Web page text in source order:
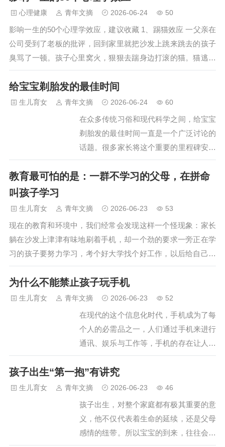
而，赚到钱并不容易，需要深入了解金钱流动的规律和社会
的…
心理健康 青年文摘 2026-06-24 50
影响一生的50个心理学效应，建议收藏 1、踢猫效应 一父亲在
公司受到了老板的批评，回到家里就把沙发上跳来跳去的孩子
臭骂了一顿。孩子心里窝火，狠狠去踹身边打滚的猫。猫逃到
街上正好一辆卡车开过来，司机赶紧避让，却把路边的孩子撞
伤了。 这种对弱于自己或者等级低于自己的对象发泄不满情
绪，而产生的连锁反应，就是心理学上著名的“踢猫效应”，描
绘的是一种典型的坏情绪的传染。 2、内卷化效应 长期停留在
一种简单层面、没有发…
给宝宝剃胎发的最佳时间
生儿育女 青年文摘 2026-06-24 60
在众多传统习俗和现代科学之间，给宝宝
剃胎发的最佳时间一直是一个广泛讨论的
话题。很多家长将这个重要的里程碑安排
在孩子满月之际，认为这是祝福新生儿健
康成长的最佳时刻。然而，当我们深入探
真相远比传统观念更加复杂和启发性。给
家长都搞错了胎发的科学解释揭秘胎发：
不仅仅是头发在探索给宝宝剃胎发的最佳
时间之前，我们必须先了解胎发的本质及
毛”，是宝宝在母体内发育过程中形成的
细软头发。这不仅仅是一种普通的头发…
教育最可怕的是：一群不学习的父母，在拼命
叫孩子学习
生儿育女 青年文摘 2026-06-23 53
现在的教育和环境中，我们经常会发现这样一个怪现象：家长
躺在沙发上津津有味地刷着手机，却一个劲的要求一旁正在学
习的孩子要努力学习，考个好大学找个好工作，以后给自己争
光。 这种望女成凤，望子成龙的家长不在少数，他们通常自己
觉得自己到了这个年纪就已经心态摆平了，但是孩子未来还
长，所以他们会格外严厉要求孩子。 但这些家长们不知道有没
有这样想过，自己的年纪也不过才到中年，生活也不过才进行
了一半，他们也有很多的时间去努力创造发挥自己的价值，如
果自己都是这种摆平的心态对待生…
为什么不能禁止孩子玩手机
生儿育女 青年文摘 2026-06-23 52
在现代的这个信息化时代，手机成为了每
个人的必需品之一，人们通过手机来进行
通讯、娱乐与工作等，手机的存在让人们
的生活更加便捷、高效。不过，很多家长
却是谈手机色变，认为手机对孩子来说就
是洪水猛兽。为什么不能禁止孩子玩手
机，这几个理由，扎心又现实本想让孩子
好好学习才禁止孩子玩手机，结果......对
于孩子玩手机这件事，无论是家长还是老
孩子出生“第一抱”有讲究
生儿育女 青年文摘 2026-06-23 46
孩子出生，对整个家庭都有极其重要的意
义，他不仅代表着生命的延续，还是父母
感情的纽带。所以宝宝的到来，往往会引